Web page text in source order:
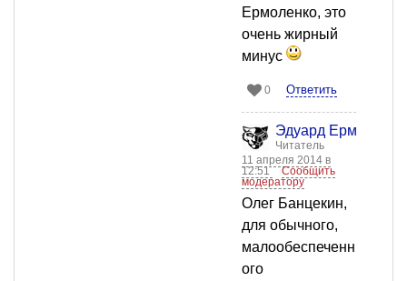
Ермоленко, это
очень жирный
минус
0 Ответить
Эдуард Ермоленко
Читатель
11 апреля 2014 в
12:51
Сообщить
модератору
Олег Банцекин,
для обычного,
малообеспеченн
ого